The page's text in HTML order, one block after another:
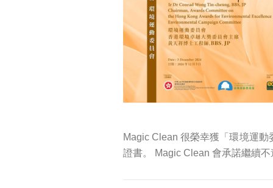
Magic Clean 很榮幸獲「環境運
證書。 Magic Clean 會承諾繼續